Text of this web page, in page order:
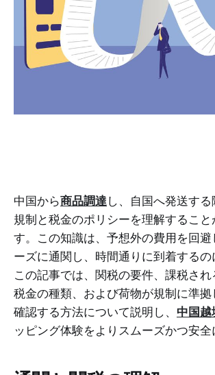
中国から商品調達し、自国へ発送す
規制と税金のポリシーを理解するこ
す。この知識は、予想外の費用を回
ーズに通関し、時間通りに到着するの
この記事では、関税の要件、課税さ
税金の種類、および荷物が規制に準
確認する方法について説明し、 中国越
ッピング体験をよりスムーズかつ安全